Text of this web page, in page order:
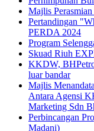
Majlis
Pertandingan
PERDA 2024
Program
Skuad Riuh
KKDW,
luar bandar
Majlis
Antara Agensi
Marketing Sdn
Perbincangan
Madani)